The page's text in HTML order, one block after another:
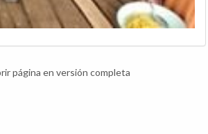
página en versión completa